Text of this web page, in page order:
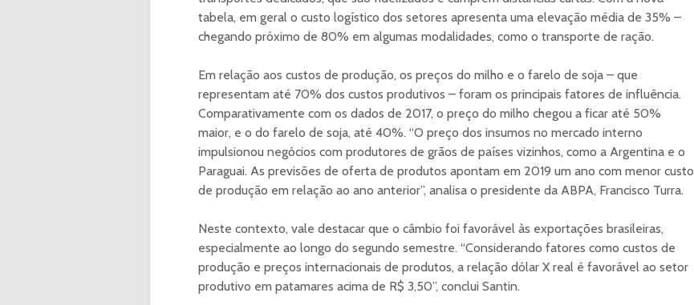
tabela, em geral o custo logístico dos setores apresenta uma elevação média de 35% –
chegando próximo de 80% em algumas modalidades, como o transporte de ração.
Em relação aos custos de produção, os preços do milho e o farelo de soja – que
representam até 70% dos custos produtivos – foram os principais fatores de influência.
Comparativamente com os dados de 2017, o preço do milho chegou a ficar até 50%
maior, e o do farelo de soja, até 40%. “O preço dos insumos no mercado interno
impulsionou negócios com produtores de grãos de países vizinhos, como a Argentina e o
Paraguai. As previsões de oferta de produtos apontam em 2019 um ano com menor custo
de produção em relação ao ano anterior”, analisa o presidente da ABPA, Francisco Turra.
Neste contexto, vale destacar que o câmbio foi favorável às exportações brasileiras,
especialmente ao longo do segundo semestre. “Considerando fatores como custos de
produção e preços internacionais de produtos, a relação dólar X real é favorável ao setor
produtivo em patamares acima de R$ 3,50”, conclui Santin.